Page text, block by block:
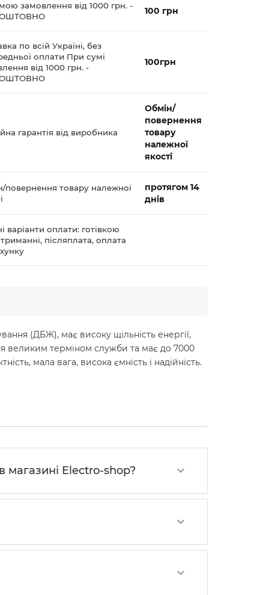
замовлення від 1000 грн. -
100 грн
по всій Україні, без
оплати При сумі
від 1000 грн. -
100грн
гарантія від виробника
Обмін/
повернення
товару
належної
якості
повернення товару належної
протягом 14
днів
варіанти оплати: готівкою
післяплата, оплата
(ДБЖ), має високу щільність енергії,
великим терміном служби та має до 7000
мала вага, висока ємність і надійність.
магазині Electro-shop?